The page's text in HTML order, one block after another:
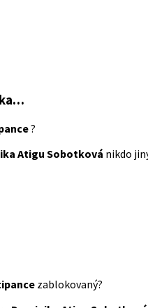
?
Atigu Sobotková nikdo
zablokovaný?